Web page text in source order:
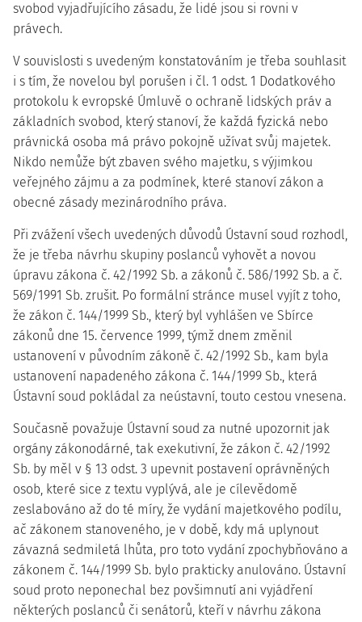
svobod vyjadřujícího zásadu, že lidé jsou si rovni v
právech.
V souvislosti s uvedeným konstatováním je třeba souhlasit
i s tím, že novelou byl porušen i čl. 1 odst. 1 Dodatkového
protokolu k evropské Úmluvě o ochraně lidských práv a
základních svobod, který stanoví, že každá fyzická nebo
právnická osoba má právo pokojně užívat svůj majetek.
Nikdo nemůže být zbaven svého majetku, s výjimkou
veřejného zájmu a za podmínek, které stanoví zákon a
obecné zásady mezinárodního práva.
Při zvážení všech uvedených důvodů Ústavní soud rozhodl,
že je třeba návrhu skupiny poslanců vyhovět a novou
úpravu zákona č. 42/1992 Sb. a zákonů č. 586/1992 Sb. a č.
569/1991 Sb. zrušit. Po formální stránce musel vyjít z toho,
že zákon č. 144/1999 Sb., který byl vyhlášen ve Sbírce
zákonů dne 15. července 1999, týmž dnem změnil
ustanovení v původním zákoně č. 42/1992 Sb., kam byla
ustanovení napadeného zákona č. 144/1999 Sb., která
Ústavní soud pokládal za neústavní, touto cestou vnesena.
Současně považuje Ústavní soud za nutné upozornit jak
orgány zákonodárné, tak exekutivní, že zákon č. 42/1992
Sb. by měl v § 13 odst. 3 upevnit postavení oprávněných
osob, které sice z textu vyplývá, ale je cílevědomě
zeslabováno až do té míry, že vydání majetkového podílu,
ač zákonem stanoveného, je v době, kdy má uplynout
závazná sedmiletá lhůta, pro toto vydání zpochybňováno a
zákonem č. 144/1999 Sb. bylo prakticky anulováno. Ústavní
soud proto neponechal bez povšimnutí ani vyjádření
některých poslanců či senátorů, kteří v návrhu zákona